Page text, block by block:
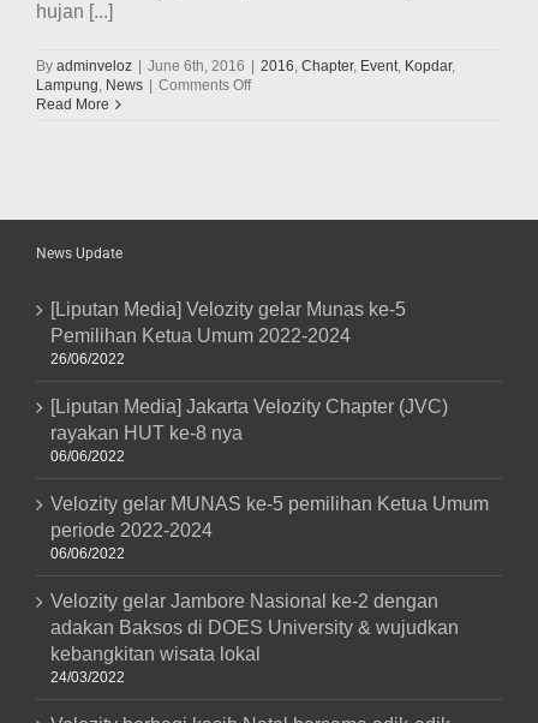
hujan [...]
By adminveloz June 6th, 2016 2016, Chapter, Event, Kopdar,
Lampung, News Comments Offon
Kunjungi
Bakti
Sosial
Lingkungan
Read More
News Update
[Liputan Media] Velozity gelar Munas ke-5
Pemilihan Ketua Umum 2022-2024
26/06/2022
[Liputan Media] Jakarta Velozity Chapter (JVC)
rayakan HUT ke-8 nya
06/06/2022
Velozity gelar MUNAS ke-5 pemilihan Ketua Umum
periode 2022-2024
06/06/2022
Velozity gelar Jambore Nasional ke-2 dengan
adakan Baksos di DOES University & wujudkan
kebangkitan wisata lokal
24/03/2022